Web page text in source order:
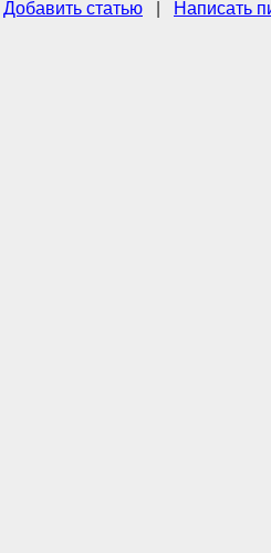
Добавить статью
Написать